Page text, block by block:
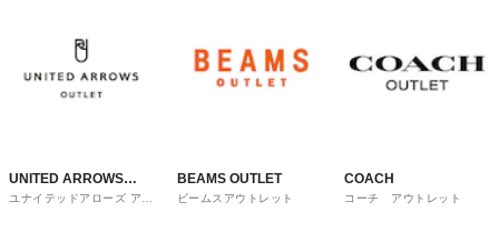
UNITED ARROWS
OUTLET
ユナイテッドアローズ アウ
BEAMS OUTLET
ビームスアウトレット
COACH
コーチ アウトレット